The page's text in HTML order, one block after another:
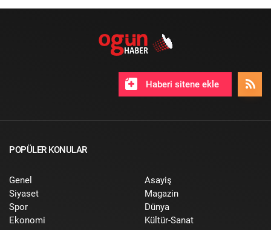
Haberi sitene ekle
POPÜLER KONULAR
Genel
Siyaset
Spor
Ekonomi
Asayiş
Magazin
Dünya
Kültür-Sanat